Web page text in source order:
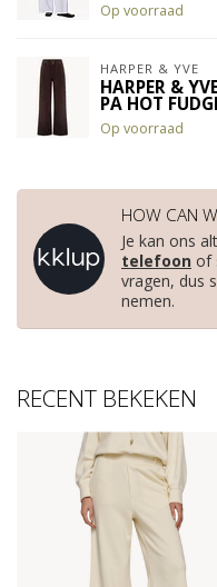
Op voorraad
HARPER & YVE
HARPER &
PA HOT
Op voorraad
HOW CAN
Je kan ons
telefoon of
vragen, dus
nemen.
RECENT BEKEKEN